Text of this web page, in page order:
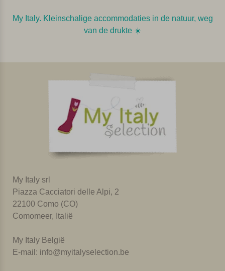
My Italy. Kleinschalige accommodaties in de natuur, weg
van de drukte ☀️️
My Italy srl
Piazza Cacciatori delle Alpi, 2
22100 Como (CO)
Comomeer, Italië
My Italy België
E-mail: info@myitalyselection.be